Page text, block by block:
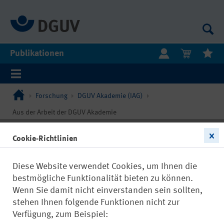
Publikationen
Forschung DGUV Akademie (IAG)
Aus der Arbeit der DGUV Akademie
Cookie-Richtlinien
Diese Website verwendet Cookies, um Ihnen die
bestmögliche Funktionalität bieten zu können.
Wenn Sie damit nicht einverstanden sein sollten,
stehen Ihnen folgende Funktionen nicht zur
Verfügung, zum Beispiel: